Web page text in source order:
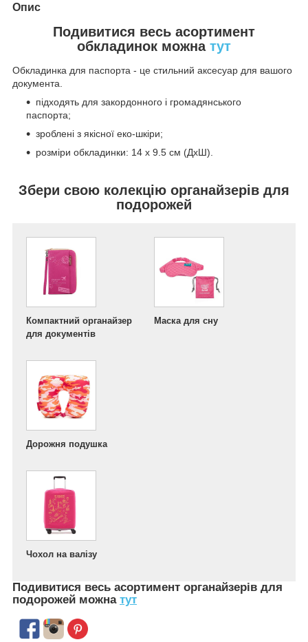
Опис
Подивитися весь асортимент
обкладинок можна тут
Обкладинка для паспорта - це стильний аксесуар для вашого
документа.
підходять для закордонного і громадянського
паспорта;
зроблені з якісної еко-шкіри;
розміри обкладинки: 14 х 9.5 см (ДхШ).
Збери свою колекцію органайзерів для
подорожей
Компактний органайзер
для документів
Маска для сну
Дорожня подушка
Чохол на валізу
Подивитися весь асортимент органайзерів для
подорожей можна тут